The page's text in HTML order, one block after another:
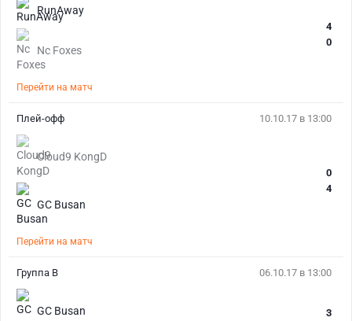
RunAway
Nc Foxes
4
0
Перейти на матч
10.10.17 в 13:00
Cloud9 KongD
GC Busan
0
4
Перейти на матч
Плей-офф
06.10.17 в 13:00
GC Busan
3
Группа В